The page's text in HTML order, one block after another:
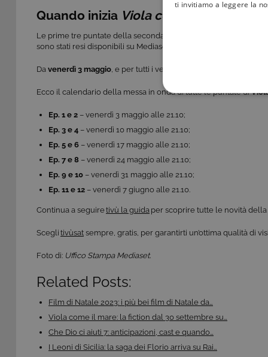
Quando inizia Viola come il Mare
Le prime tre puntate della seconda stagione della serie, ispirata
sono stati resi disponibili su Mediaset Infinity dal 24 aprile.
Da venerdì 3 maggio, e per tutti i venerdì a seguire, andranno in
Ecco il calendario della messa in onda di tutte le puntate di
Ep. 1 e 2 – venerdì 3 maggio alle 21.10;
Ep. 3 e 4 – venerdì 10 maggio alle 21.10;
Ep. 5 e 6 – venerdì 17 maggio alle 21.10;
Ep. 7 e 8 – venerdì 24 maggio alle 21.10;
Ep. 9 e 10 – venerdì 31 maggio alle 21.10;
Ep. 11 e 12 – venerdì 7 giugno alle 21.10.
Continua a seguiretivù la guida per scoprire tutte le novità
Scegli tivùsat sempre, gratis, per garantirti un’ottima qualità di
Foto di: Uffico Stampa Mediaset.
Related Posts:
Film di Natale 2023: i più bei film di Natale da…
Viola come il mare: la fiction dal 30 settembre su…
Che Dio ci aiuti 7: anticipazioni, cast e quando…
I Leoni di Sicilia: la saga dei Florio arriva su Rai…
ti invitiamo a leggere la
COOKIE
Questi cookie sono
visualizzazione del sito e
loro installazione, ma in tal
CookieScriptConsent
ASP.NET_SessionId